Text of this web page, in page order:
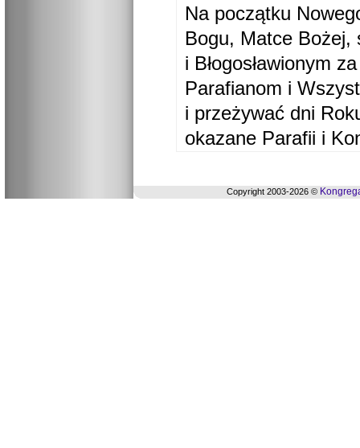
Na początku
Bogu, Matce Bożej,
i Błogosławionym
Parafianom i
i przeżywać dni
okazane Parafii i
Copyright 2003-2026 ©